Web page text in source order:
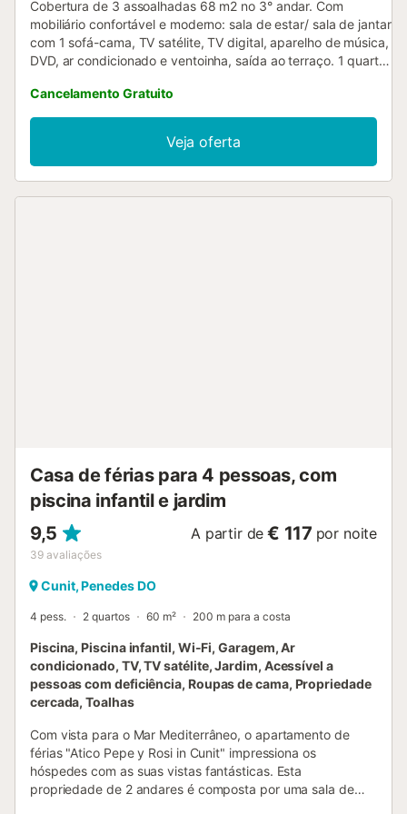
Cobertura de 3 assoalhadas 68 m2 no 3° andar. Com
mobiliário confortável e moderno: sala de estar/ sala de jantar
com 1 sofá-cama, TV satélite, TV digital, aparelho de música,
DVD, ar condicionado e ventoinha, saída ao terraço. 1 quarto
com 2 camas e ventoinha. Cozinha (fogão com 4 bicos, forno,
Máquina de lavar loiçã, microondas, congelador) com mesa
de jantar, ventoinha. Duche/bidê/WC. Aquecimento, ar
condicionado, calefação por ar quente. Terraço 32 m2,
terraço 12 m2. Móveis de terraço, espreguiçadeira (5). Vista
Cancelamento Gratuito
Veja oferta
Casa de férias para 4 pessoas, com
piscina infantil e jardim
9,5
39 avaliações
A partir de € 117 por noite
Cunit, Penedes DO
4 pess. 2 quartos 60 m² 200 m para a costa
Piscina, Piscina infantil, Wi-Fi, Garagem, Ar
condicionado, TV, TV satélite, Jardim, Acessível a
pessoas com deficiência, Roupas de cama, Propriedade
cercada, Toalhas
Com vista para o Mar Mediterrâneo, o apartamento de
férias "Atico Pepe y Rosi in Cunit" impressiona os
hóspedes com as suas vistas fantásticas. Esta
propriedade de 2 andares é composta por uma sala de